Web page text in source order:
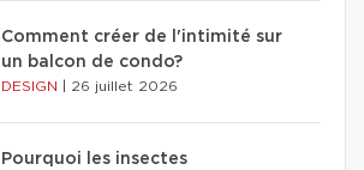
Comment créer de l'intimité sur
un balcon de condo?
DESIGN 26 juillet 2026
Pourquoi les insectes